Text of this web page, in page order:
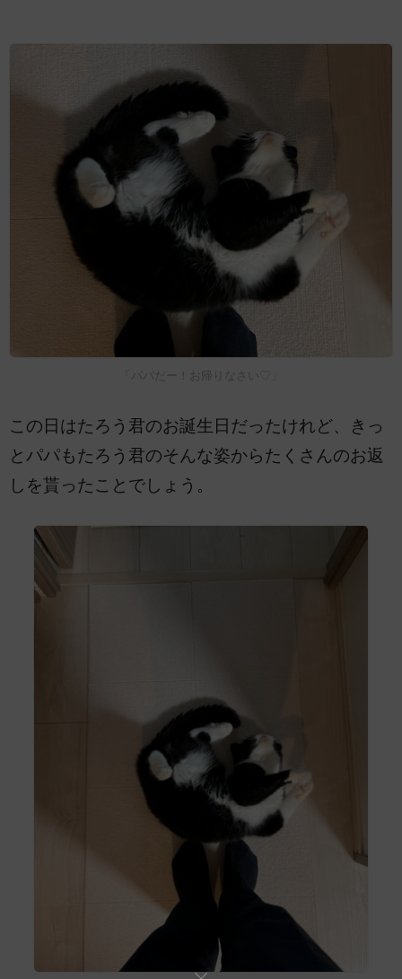
「パパだー！お帰りなさい♡」
この日はたろう君のお誕生日だったけれど、きっ
とパパもたろう君のそんな姿からたくさんのお返
しを貰ったことでしょう。